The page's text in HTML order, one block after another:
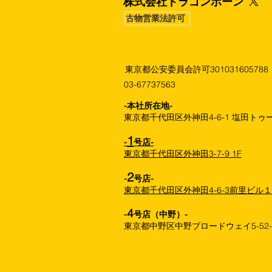
古物営業法許可
東京都公安委員会許可301031605788
03-67737563
​-本社所在地-
東京都千代田区外神田4-6-1 塩田トゥ
-1号店-
東京都千代田区外神田3-7-9 1F
-2号店-
東京都千代田区外神田4-6-3前里ビル
-4号店（中野）-
東京都中野区中野ブロードウェイ5-